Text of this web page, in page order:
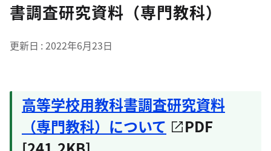
書調査研究資料（専門教科）
更新日 2022年6月23日
高等学校用教科書調査研究資料
（専門教科）について
PDF